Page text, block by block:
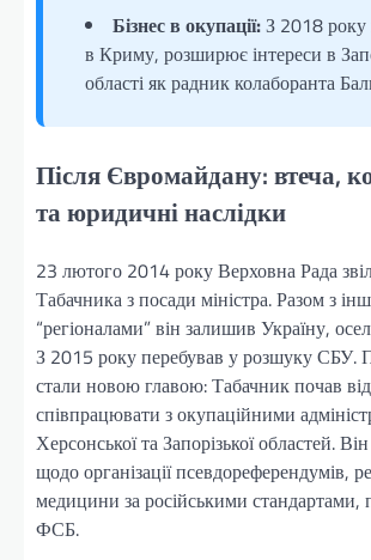
Бізнес в окупації:З 2018 року
в Криму, розширює інтереси в
області як радник колаборанта
Після Євромайдану: втеча,
та юридичні наслідки
23 лютого 2014 року Верховна Рада
Табачника з посади міністра. Разом з
“регіоналами” він залишив Україну,
З 2015 року перебував у розшуку СБУ.
стали новою главою: Табачник почав
співпрацювати з окупаційними
Херсонської та Запорізької областей.
щодо організації псевдореферендумів,
медицини за російськими стандартами,
ФСБ.